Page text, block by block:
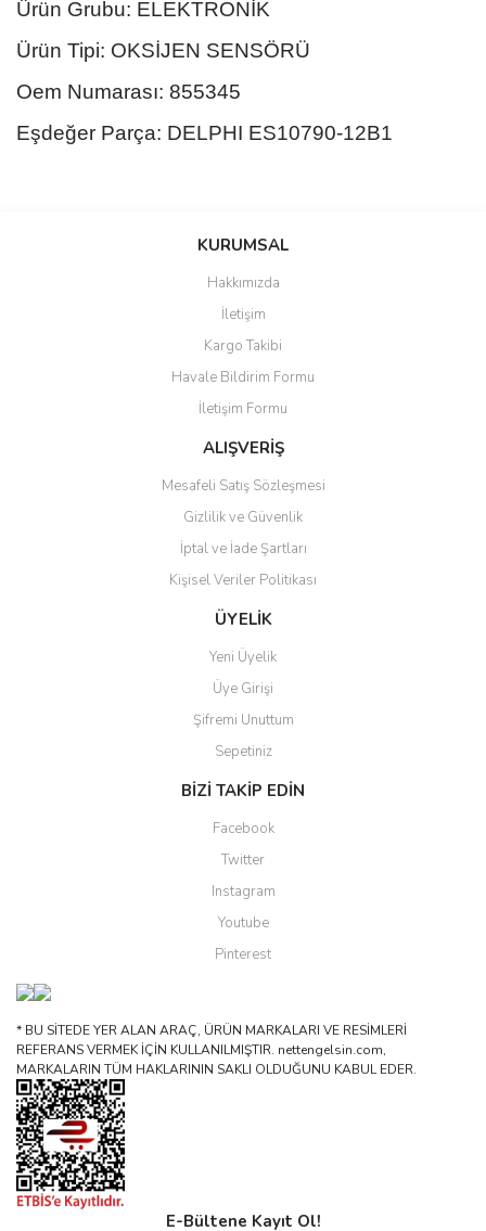
Ürün Grubu: ELEKTRONİK
Ürün Tipi: OKSİJEN SENSÖRÜ
Oem Numarası: 855345
Eşdeğer Parça: DELPHI ES10790-12B1
Bu ürüne ilk yorumu siz yapın!
Yorum Yaz
Ürün resmi kalitesiz, bozuk veya görüntülenemiyor.
Ürün açıklamasında eksik bilgiler bulunuyor.
Ürün bilgilerinde hatalar bulunuyor.
Ürün fiyatı diğer sitelerden daha pahalı.
Bu ürüne benzer farklı alternatifler olmalı.
Gönder
KURUMSAL
Hakkımızda
İletişim
Kargo Takibi
Havale Bildirim Formu
İletişim Formu
ALIŞVERİŞ
Mesafeli Satış Sözleşmesi
Gizlilik ve Güvenlik
İptal ve İade Şartları
Kişisel Veriler Politikası
ÜYELİK
Yeni Üyelik
Üye Girişi
Şifremi Unuttum
Sepetiniz
BİZİ TAKİP EDİN
Facebook
Twitter
Instagram
Youtube
Pinterest
* BU SİTEDE YER ALAN ARAÇ, ÜRÜN MARKALARI VE RESİMLERİ
REFERANS VERMEK İÇİN KULLANILMIŞTIR. nettengelsin.com,
MARKALARIN TÜM HAKLARININ SAKLI OLDUĞUNU KABUL EDER.
E-Bültene Kayıt Ol!